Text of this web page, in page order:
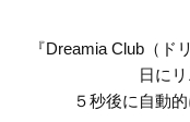
『Dreamia Club（ド
日に
５秒後に自動